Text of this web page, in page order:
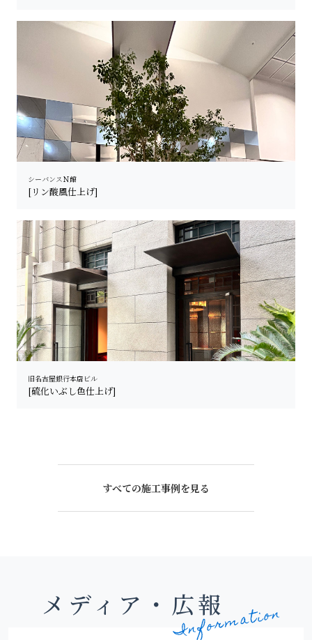
シーバンスＮ館
[リン酸風仕上げ]
旧名古屋銀行本店ビル
[硫化いぶし色仕上げ]
すべての施工事例を見る
メディア・広報